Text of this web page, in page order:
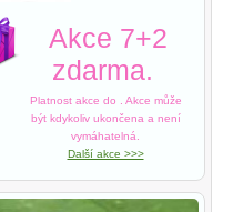
Akce 7+2
zdarma.
Platnost akce do
. Akce může
být kdykoliv ukončena a není
vymáhatelná.
Další akce >>>